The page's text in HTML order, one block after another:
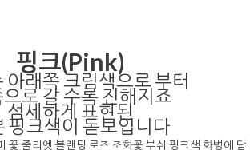
핑크(Pink)
아래쪽 크림색으로 부터
로 갈 수록 진해지죠
섬세하게 표현된
핑크색이 돋보입니다